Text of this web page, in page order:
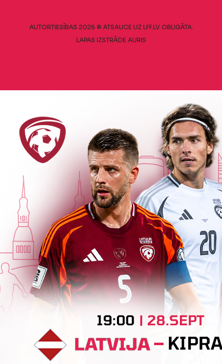
AUTORTIESĪBAS 2026 © ATSAUCE UZ LFF.LV OBLIGĀTA.
LAPAS IZSTRĀDE AURIS